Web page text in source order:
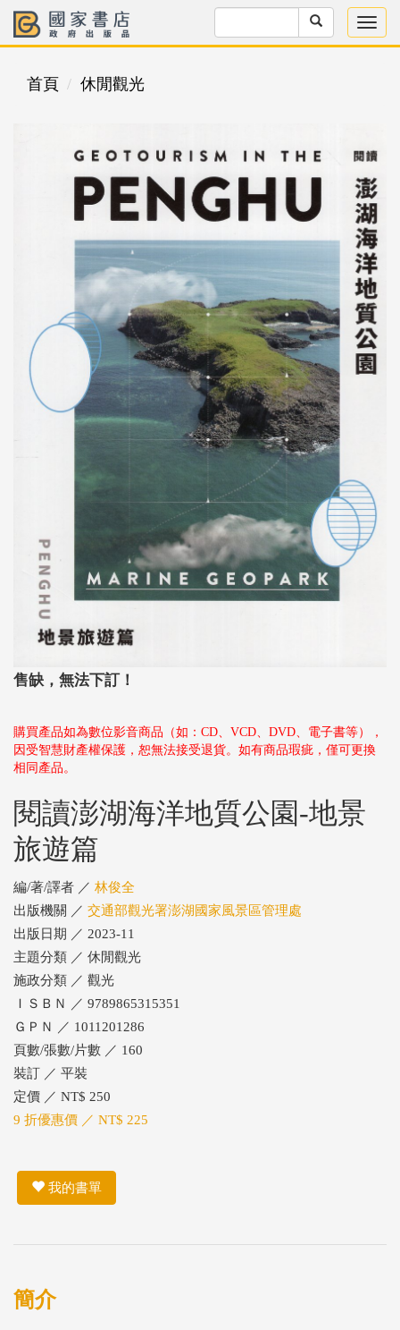
首頁 休閒觀光
售缺，無法下訂！
購買產品如為數位影音商品（如：CD、VCD、DVD、電子書等），
因受智慧財產權保護，恕無法接受退貨。如有商品瑕疵，僅可更換
相同產品。
閱讀澎湖海洋地質公園-地景
旅遊篇
編/著/譯者 ／ 林俊全
出版機關 ／ 交通部觀光署澎湖國家風景區管理處
出版日期 ／ 2023-11
主題分類 ／ 休閒觀光
施政分類 ／ 觀光
ＩＳＢＮ ／ 9789865315351
ＧＰＮ ／ 1011201286
頁數/張數/片數 ／ 160
裝訂 ／ 平裝
定價 ／ NT$ 250
9 折優惠價 ／ NT$ 225
我的書單
簡介